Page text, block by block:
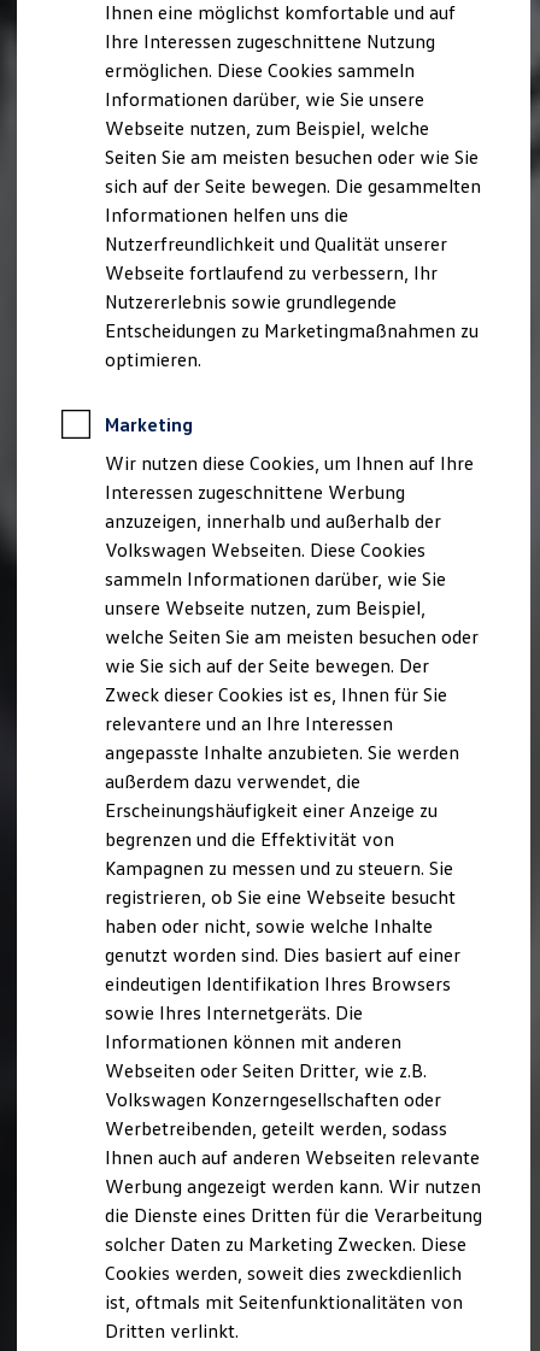
Für Privatkunden
Für Gewerbekunden
Versicherungen & Garantien
Garantien
Kfz-Versicherung für Nutzfahrzeuge
Restschuldversicherung
Wartungsverträge
Besitzer & Service
Reparatur & Service
Sommer-Special
Reparatur, Pflege & Inspektion
Servicetermin anfragen
Service-Vorteile bei Volkswagen Nutzfahrzeuge
ServicePlus
Economy Service
Räder & Reifen Service
Ersatzfahrzeuge
Software, Konnektivität & Apps
California App
VW Connect für Ihren ID. Buzz
VW Connect für Ihren Transporter/Caravelle
VW Connect für Ihren Amarok
VW Connect für andere Modelle
Connect Pro
Fleet Interface Data
Multistop Pathfinder
Übersicht Software Updates
Hilfreiches für Besitzer
Fahrerassistenz- und Sicherheitssysteme
Kontrollleuchten
Kurzfahrprofile und Ölverdünnung
XTL-Dieselkraftstoff
Ersatzteile und Betriebsflüssigkeiten
Original Zubehör und Lifestyle Produkte
myVolkswagen
myVolkswagen Business
Elektrisch & Autonom
Elektro - & Hybridfahrzeuge
Unser Ansatz
Klimafreundlicher Strom
Reichweite & Ladelösungen
Reichweitensimulator
Ladezeitensimulator
Ladelösungen für Privatkunden
Ladelösungen für Gewerbekunden
Wallbox und Ladekabel
Förderung & Kosten der Elektrofahrzeuge
Fördermöglichkeiten für Privatkunden
Fördermöglichkeiten für Gewerbekunden
Autonomes Fahren
Mehr zum ID. Buzz
Online Beratung
California Club
California Magazin & Ratgeber
Vanlife
Ihnen eine möglichst komfortable und auf
Ihre Interessen zugeschnittene Nutzung
ermöglichen. Diese Cookies sammeln
Informationen darüber, wie Sie unsere
Webseite nutzen, zum Beispiel, welche
Seiten Sie am meisten besuchen oder wie Sie
sich auf der Seite bewegen. Die gesammelten
Informationen helfen uns die
Nutzerfreundlichkeit und Qualität unserer
Webseite fortlaufend zu verbessern, Ihr
Nutzererlebnis sowie grundlegende
Entscheidungen zu Marketingmaßnahmen zu
optimieren.
Marketing
Wir nutzen diese Cookies, um Ihnen auf Ihre
Interessen zugeschnittene Werbung
anzuzeigen, innerhalb und außerhalb der
Volkswagen Webseiten. Diese Cookies
sammeln Informationen darüber, wie Sie
unsere Webseite nutzen, zum Beispiel,
welche Seiten Sie am meisten besuchen oder
wie Sie sich auf der Seite bewegen. Der
Zweck dieser Cookies ist es, Ihnen für Sie
relevantere und an Ihre Interessen
angepasste Inhalte anzubieten. Sie werden
außerdem dazu verwendet, die
Erscheinungshäufigkeit einer Anzeige zu
begrenzen und die Effektivität von
Kampagnen zu messen und zu steuern. Sie
registrieren, ob Sie eine Webseite besucht
haben oder nicht, sowie welche Inhalte
genutzt worden sind. Dies basiert auf einer
eindeutigen Identifikation Ihres Browsers
sowie Ihres Internetgeräts. Die
Informationen können mit anderen
Webseiten oder Seiten Dritter, wie z.B.
Volkswagen Konzerngesellschaften oder
Werbetreibenden, geteilt werden, sodass
Ihnen auch auf anderen Webseiten relevante
Werbung angezeigt werden kann. Wir nutzen
die Dienste eines Dritten für die Verarbeitung
solcher Daten zu Marketing Zwecken. Diese
Cookies werden, soweit dies zweckdienlich
ist, oftmals mit Seitenfunktionalitäten von
Dritten verlinkt.